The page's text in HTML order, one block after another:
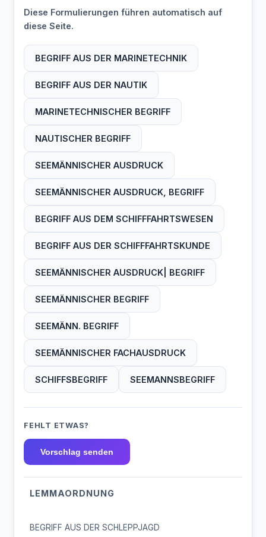
Diese Formulierungen führen automatisch auf
diese Seite.
BEGRIFF AUS DER MARINETECHNIK
BEGRIFF AUS DER NAUTIK
MARINETECHNISCHER BEGRIFF
NAUTISCHER BEGRIFF
SEEMÄNNISCHER AUSDRUCK
SEEMÄNNISCHER AUSDRUCK, BEGRIFF
BEGRIFF AUS DEM SCHIFFFAHRTSWESEN
BEGRIFF AUS DER SCHIFFFAHRTSKUNDE
SEEMÄNNISCHER AUSDRUCK| BEGRIFF
SEEMÄNNISCHER BEGRIFF
SEEMÄNN. BEGRIFF
SEEMÄNNISCHER FACHAUSDRUCK
SCHIFFSBEGRIFF SEEMANNSBEGRIFF
FEHLT ETWAS?
Vorschlag senden
LEMMAORDNUNG
BEGRIFF AUS DER SCHLEPPJAGD